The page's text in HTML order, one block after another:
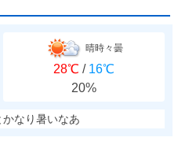
晴時々曇
28℃ / 16℃
20%
なり暑いなあ